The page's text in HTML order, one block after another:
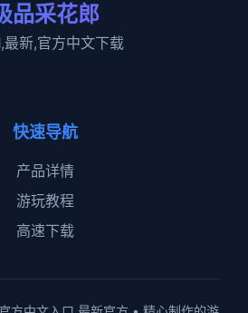
品采花郎
最新,官方中文下载
快速导航
产品详情
游玩教程
高速下载